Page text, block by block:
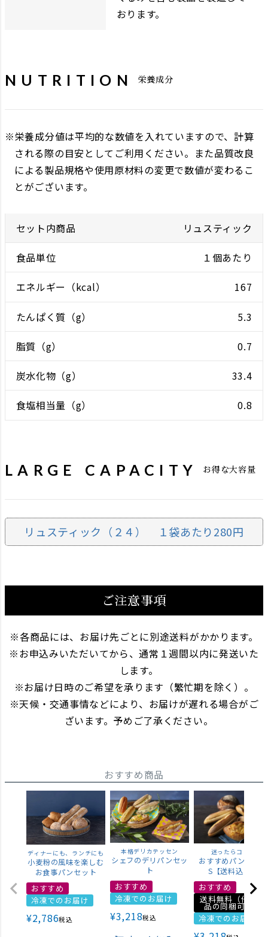
おります。
NUTRITION 栄養成分
栄養成分値は平均的な数値を入れていますので、計算
される際の目安としてご利用ください。また品質改良
による製品規格や使用原材料の変更で数値が変わるこ
とがございます。
リュスティック
１個あたり
167
5.3
0.7
33.4
0.8
LARGE CAPACITY お得な大容量
リュスティック（２４） １袋あたり280円
ご注意事項
各商品には、お届け先ごとに別途送料がかかります。
お申込みいただいてから、通常１週間以内に発送いた
します。
お届け日時のご希望を承ります（繁忙期を除く）。
天候・交通事情などにより、お届けが遅れる場合がご
ざいます。予めご了承ください。
おすすめ商品
ディナーにも、ランチにも
小麦粉の風味を楽しむ
お食事パンセット
おすすめ
冷凍でのお届け
¥2,786税込
本格デリカテッセン
シェフのデリパンセッ
ト
おすすめ
冷凍でのお届け
¥3,218税込
迷ったらコレ！
おすすめパンセット
S【送料込み】
おすすめ
送料無料（他の商
品の同梱可能）
冷凍でのお届け